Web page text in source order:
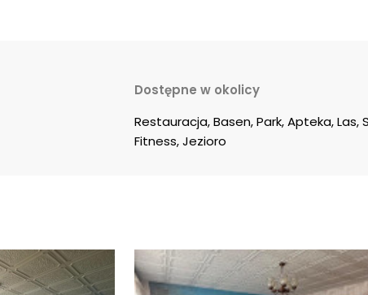
Dostępne w okolicy
Restauracja, Basen, Park, Apteka, Las,
Fitness, Jezioro